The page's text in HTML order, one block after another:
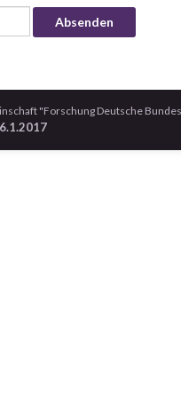
"Forschung Deutsche